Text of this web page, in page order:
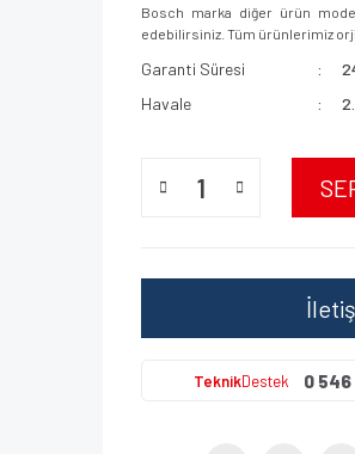
Bosch marka diğer ürün
edebilirsiniz. Tüm ürünlerimiz
Garanti Süresi
Havale
TeknikDestek 0 546